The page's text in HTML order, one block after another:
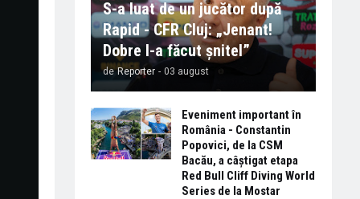
S-a luat de un jucător după
Rapid - CFR Cluj: „Jenant!
Dobre l-a făcut șnitel”
de Reporter - 03 august
Eveniment important în
România - Constantin
Popovici, de la CSM
Bacău, a câștigat etapa
Red Bull Cliff Diving World
Series de la Mostar